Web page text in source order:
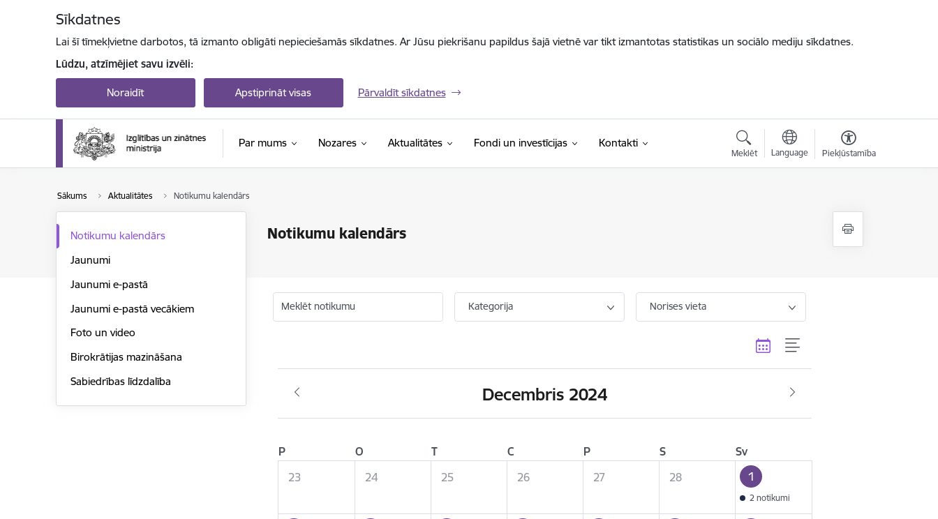
Sīkdatnes
Lai šī tīmekļvietne darbotos, tā izmanto obligāti nepieciešamās sīkdatnes. Ar Jūsu piekrišanu papildus šajā vietnē var tikt izmantotas statistikas un sociālo mediju sīkdatnes.
Lūdzu, atzīmējiet savu izvēli:
Noraidīt Apstiprināt visas Pārvaldīt sīkdatnes
Par mums Nozares Aktualitātes Fondi un investīcijas Kontakti
Meklēt Language Piekļūstamība
Sākums Aktualitātes Notikumu kalendārs
Notikumu kalendārs
Notikumu kalendārs
Jaunumi
Jaunumi e-pastā
Jaunumi e-pastā vecākiem
Foto un video
Birokrātijas mazināšana
Sabiedrības līdzdalība
Meklēt notikumu Kategorija Norises vieta
Decembris 2024
P O T C P S
Sv
23
24 25 26 27 28 1
2 notikumi